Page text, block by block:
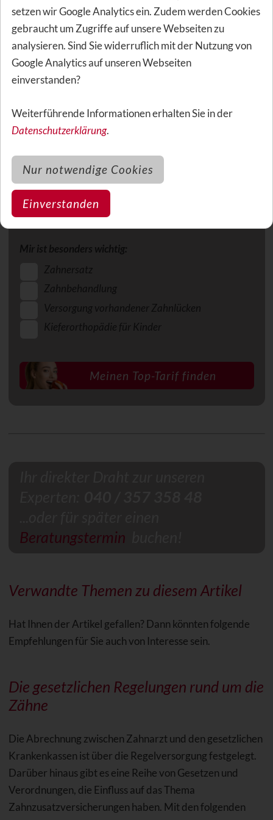
im Leistungsfall nicht im Regen stehen lassen.
Finden Sie hier Ihren individuellen Top-Tarif.
Geburtsdatum
Anzahl fehlender Zähne
Mir ist besonders wichtig:
Zahnersatz
Zahnbehandlung
Versorgung vorhandener Zahnlücken
Kieferorthopädie für Kinder
Beratungstermin
Verwandte Themen zu diesem Artikel
Hat Ihnen der Artikel gefallen? Dann könnten folgende
Empfehlungen für Sie auch von Interesse sein.
Die gesetzlichen Regelungen rund um die
Zähne
Die Abrechnung zwischen Zahnarzt und den gesetzlichen
Krankenkassen ist über die Regelversorgung festgelegt.
Darüber hinaus gibt es eine Reihe von Gesetzen und
Verordnungen, die Einfluss auf das Thema
Zahnzusatzversicherungen haben. Mit den folgenden
setzen wir Google Analytics ein. Zudem werden Cookies
gebraucht um Zugriffe auf unsere Webseiten zu
analysieren. Sind Sie widerruflich mit der Nutzung von
Google Analytics auf unseren Webseiten
einverstanden?
Weiterführende Informationen erhalten Sie in der
Datenschutzerklärung.
Nur notwendige Cookies
Einverstanden